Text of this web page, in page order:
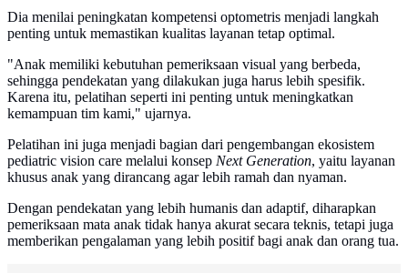
Dia menilai peningkatan kompetensi optometris menjadi langkah
penting untuk memastikan kualitas layanan tetap optimal.
"Anak memiliki kebutuhan pemeriksaan visual yang berbeda,
sehingga pendekatan yang dilakukan juga harus lebih spesifik.
Karena itu, pelatihan seperti ini penting untuk meningkatkan
kemampuan tim kami," ujarnya.
Pelatihan ini juga menjadi bagian dari pengembangan ekosistem
pediatric vision care melalui konsep Next Generation, yaitu layanan
khusus anak yang dirancang agar lebih ramah dan nyaman.
Dengan pendekatan yang lebih humanis dan adaptif, diharapkan
pemeriksaan mata anak tidak hanya akurat secara teknis, tetapi juga
memberikan pengalaman yang lebih positif bagi anak dan orang tua.